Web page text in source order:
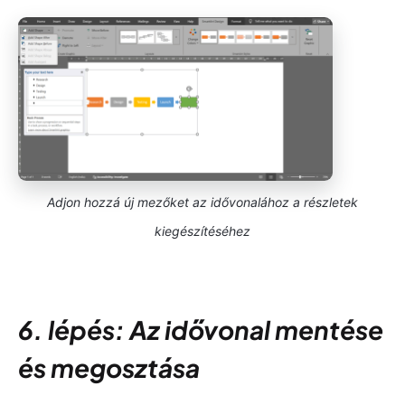
Adjon hozzá új mezőket az idővonalához a részletek
kiegészítéséhez
6. lépés: Az idővonal mentése
és megosztása